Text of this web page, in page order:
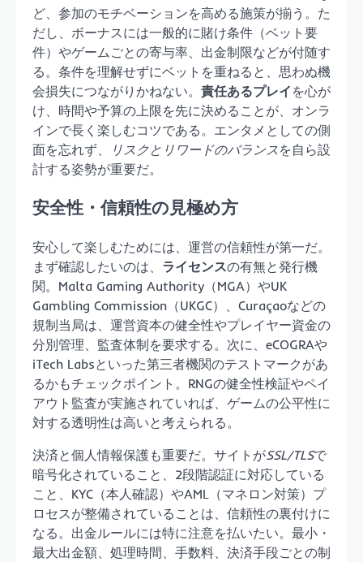
ど、参加のモチベーションを高める施策が揃う。た
だし、ボーナスには一般的に賭け条件（ベット要
件）やゲームごとの寄与率、出金制限などが付随す
る。条件を理解せずにベットを重ねると、思わぬ機
会損失につながりかねない。 責任あるプレイ を心が
け、時間や予算の上限を先に決めることが、オンラ
インで長く楽しむコツである。エンタメとしての側
面を忘れず、
リスクとリワードのバランスを自ら設
計する姿勢が重要だ。
安全性・信頼性の見極め方
安心して楽しむためには、運営の信頼性が第一だ。
まず確認したいのは、 ライセンスの有無と発行機
関。Malta Gaming Authority（MGA）やUK
Gambling Commission（UKGC）、Curaçaoなどの
規制当局は、運営資本の健全性やプレイヤー資金の
分別管理、監査体制を要求する。次に、eCOGRAや
iTech Labsといった第三者機関のテストマークがあ
るかもチェックポイント。RNGの健全性検証やペイ
アウト監査が実施されていれば、ゲームの公平性に
対する透明性は高いと考えられる。
決済と個人情報保護も重要だ。サイトがSSL/TLSで
暗号化されていること、2段階認証に対応している
こと、KYC（本人確認）やAML（マネロン対策）プ
ロセスが整備されていることは、信頼性の裏付けに
なる。出金ルールには特に注意を払いたい。最小・
最大出金額、処理時間、手数料、決済手段ごとの制